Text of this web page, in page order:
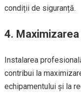
condiții de siguranță.
4.
Instalarea
contribui la
echipamentului și la